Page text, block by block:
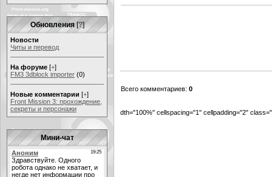
Обновления [?]
Новости
Читы и перевод
На форуме [+]
FM3 3dblock importer (0)
Новые комментарии [+]
Front Mission 3: прохождение,
секреты и персонажи
Мини-чат
Всего комментариев: 0
dth="100%" cellspacing="1" cellpadding="2"